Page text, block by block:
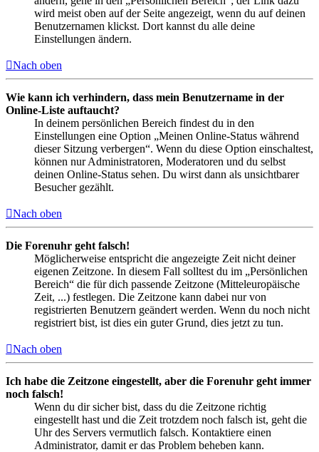
wird meist oben auf der Seite angezeigt, wenn du auf deinen
Benutzernamen klickst. Dort kannst du alle deine
Einstellungen ändern.
Nach oben
Wie kann ich verhindern, dass mein Benutzername in der
Online-Liste auftaucht?
In deinem persönlichen Bereich findest du in den
Einstellungen eine Option „Meinen Online-Status während
dieser Sitzung verbergen“. Wenn du diese Option einschaltest,
können nur Administratoren, Moderatoren und du selbst
deinen Online-Status sehen. Du wirst dann als unsichtbarer
Besucher gezählt.
Nach oben
Die Forenuhr geht falsch!
Möglicherweise entspricht die angezeigte Zeit nicht deiner
eigenen Zeitzone. In diesem Fall solltest du im „Persönlichen
Bereich“ die für dich passende Zeitzone (Mitteleuropäische
Zeit, ...) festlegen. Die Zeitzone kann dabei nur von
registrierten Benutzern geändert werden. Wenn du noch nicht
registriert bist, ist dies ein guter Grund, dies jetzt zu tun.
Nach oben
Ich habe die Zeitzone eingestellt, aber die Forenuhr geht immer
noch falsch!
Wenn du dir sicher bist, dass du die Zeitzone richtig
eingestellt hast und die Zeit trotzdem noch falsch ist, geht die
Uhr des Servers vermutlich falsch. Kontaktiere einen
Administrator, damit er das Problem beheben kann.